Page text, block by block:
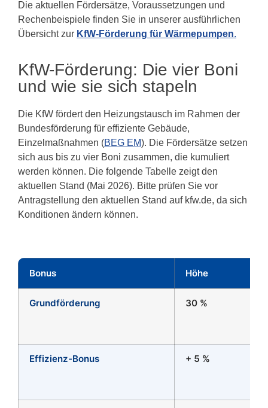
Die aktuellen Fördersätze, Voraussetzungen und
Rechenbeispiele finden Sie in unserer ausführlichen
Übersicht zur KfW-Förderung für Wärmepumpen.
KfW-Förderung: Die vier Boni
und wie sie sich stapeln
Die KfW fördert den Heizungstausch im Rahmen der
Bundesförderung für effiziente Gebäude,
Einzelmaßnahmen (BEG EM). Die Fördersätze setzen
sich aus bis zu vier Boni zusammen, die kumuliert
werden können. Die folgende Tabelle zeigt den
aktuellen Stand (Mai 2026). Bitte prüfen Sie vor
Antragstellung den aktuellen Stand auf kfw.de, da sich
Konditionen ändern können.
Bonus Höhe
Grundförderung 30 %
Effizienz-Bonus + 5 %